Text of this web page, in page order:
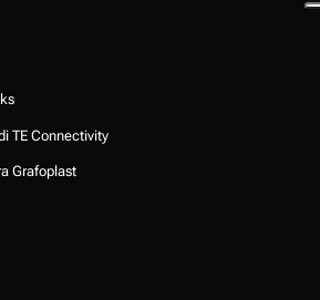
TE Connectivity
Grafoplast